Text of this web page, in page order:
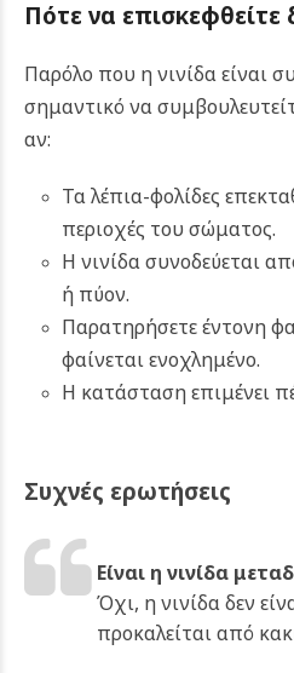
Πότε να επισκεφθείτε
Παρόλο που η νινίδα είναι
σημαντικό να
αν:
Τα λέπια-φολίδες
περιοχές του σώματος.
Η νινίδα συνοδεύεται
ή πύον.
Παρατηρήσετε έντονη
φαίνεται ενοχλημένο.
Η κατάσταση επιμένει
Συχνές ερωτήσεις
Είναι η νινίδα
Όχι, η νινίδα δεν
προκαλείται από